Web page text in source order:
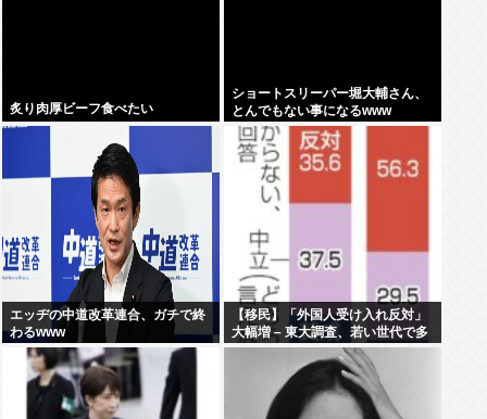
炙り肉厚ビーフ食べたい
ショートスリーパー堀大輔さん、
とんでもない事になるwww
エッヂの中道改革連合、ガチで終
わるwww
【移民】「外国人受け入れ反対」
大幅増 – 東大調査、若い世代で多
く